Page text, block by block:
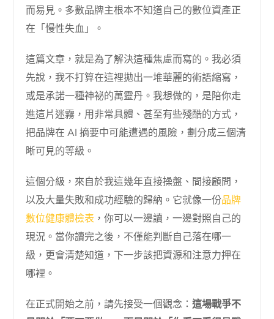
而易見。多數品牌主根本不知道自己的數位資產正
在「慢性失血」。
這篇文章，就是為了解決這種焦慮而寫的。我必須
先說，我不打算在這裡拋出一堆華麗的術語縮寫，
或是承諾一種神祕的萬靈丹。我想做的，是陪你走
進這片迷霧，用非常具體、甚至有些殘酷的方式，
把品牌在 AI 摘要中可能遭遇的風險，劃分成三個清
晰可見的等級。
這個分級，來自於我這幾年直接操盤、間接顧問，
以及大量失敗和成功經驗的歸納。它就像一份品牌
數位健康體檢表 ，你可以一邊讀，一邊對照自己的
現況。當你讀完之後，不僅能判斷自己落在哪一
級，更會清楚知道，下一步該把資源和注意力押在
哪裡。
在正式開始之前，請先接受一個觀念：這場戰爭不